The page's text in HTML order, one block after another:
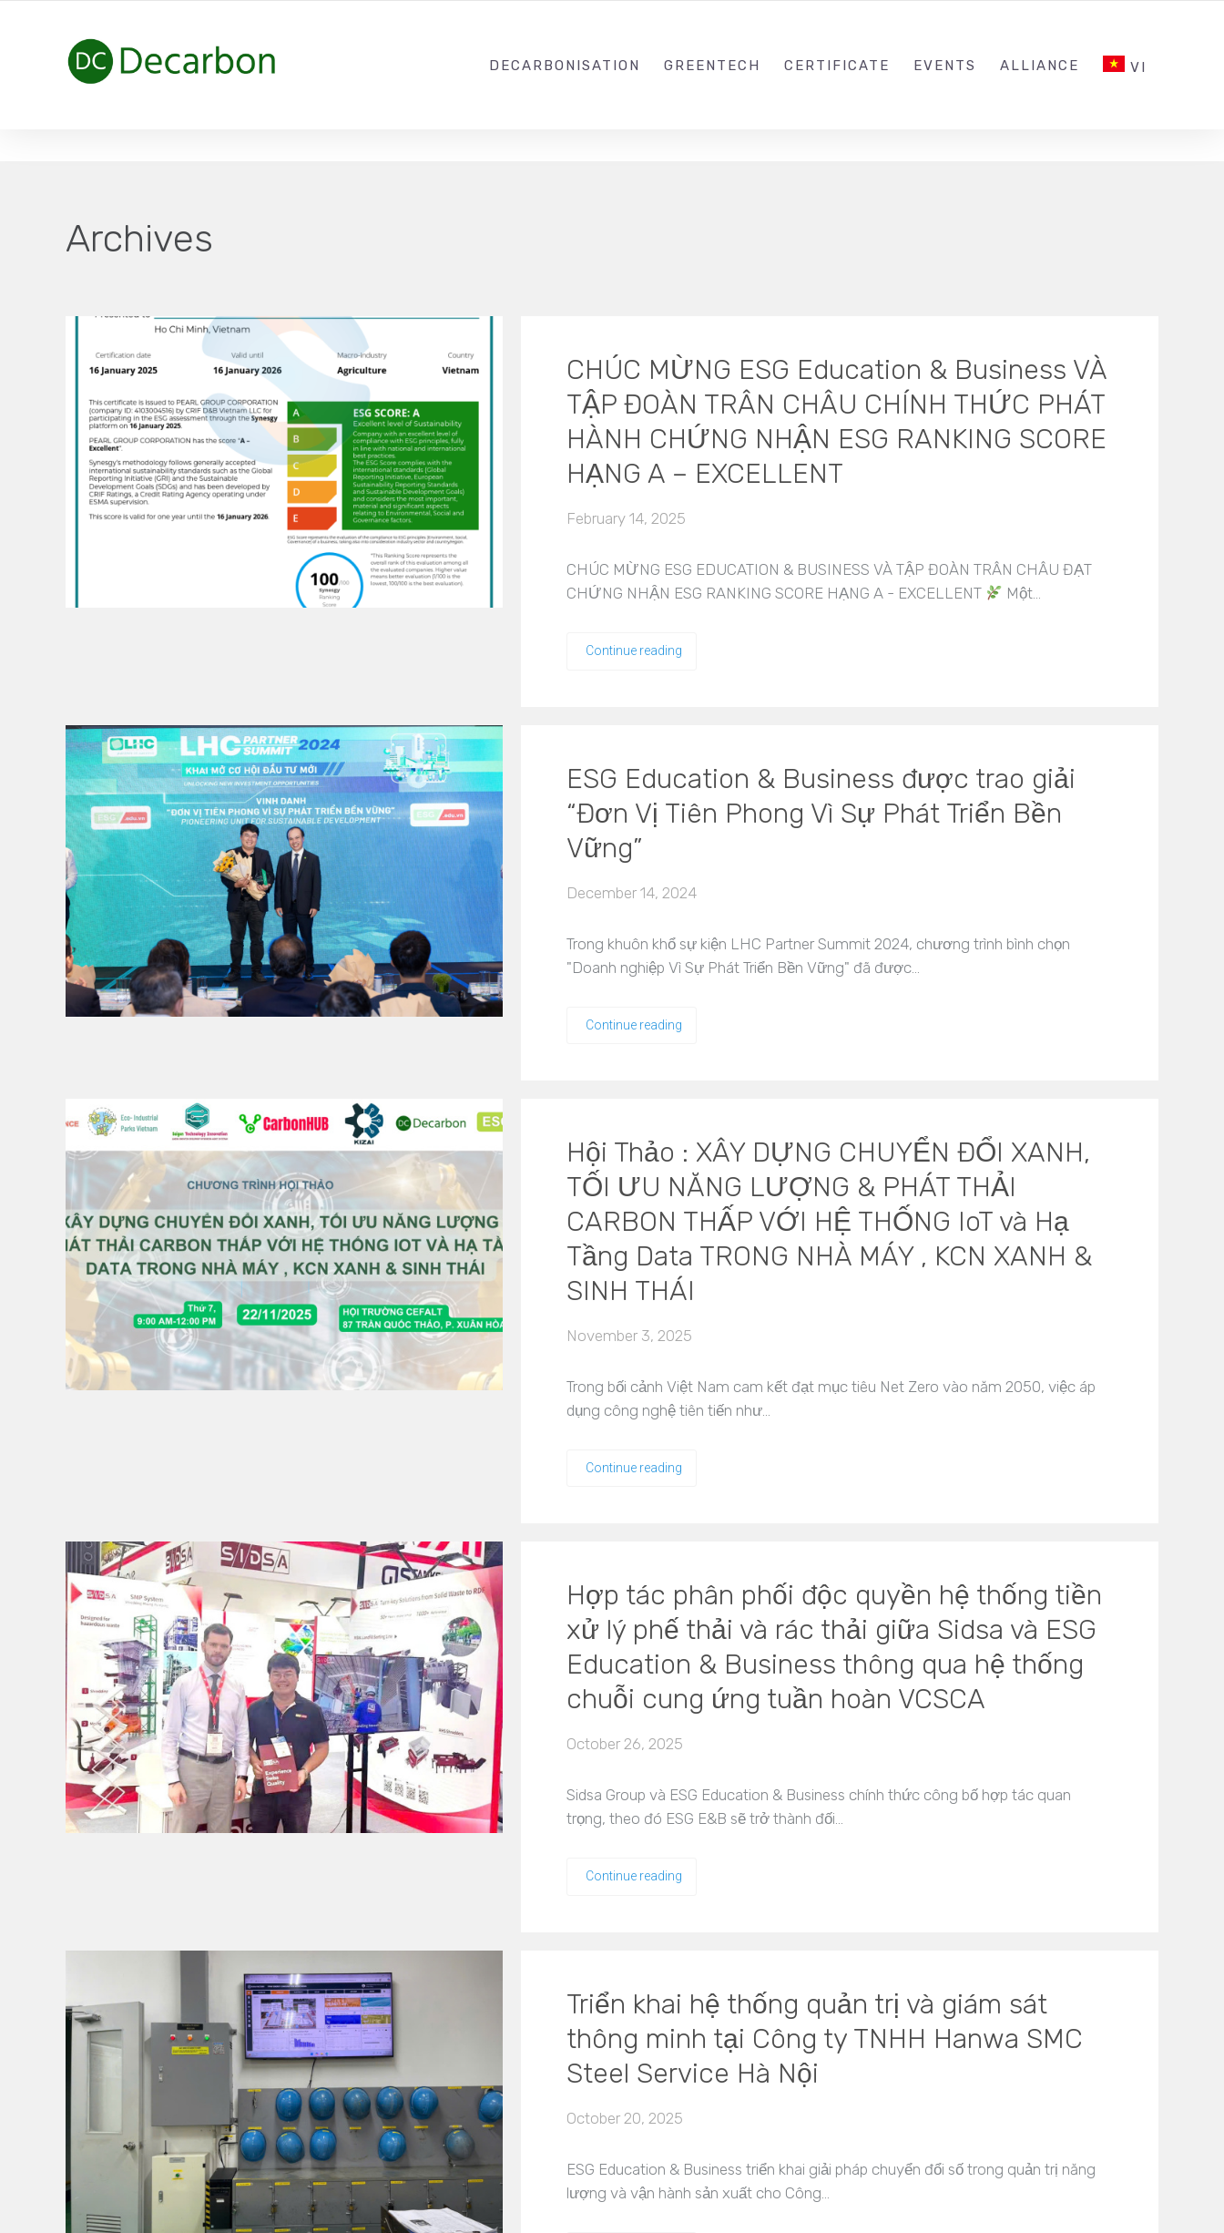
DECARBONISATION GREENTECH CERTIFICATE EVENTS ALLIANCE VI
Archives
CHÚC MỪNG ESG Education & Business VÀ
TẬP ĐOÀN TRÂN CHÂU CHÍNH THỨC PHÁT
HÀNH CHỨNG NHẬN ESG RANKING SCORE
HẠNG A – EXCELLENT
February 14, 2025
CHÚC MỪNG ESG EDUCATION & BUSINESS VÀ TẬP ĐOÀN TRÂN CHÂU ĐẠT
CHỨNG NHẬN ESG RANKING SCORE HẠNG A - EXCELLENT
Một…
Continue reading
ESG Education & Business được trao giải
“Đơn Vị Tiên Phong Vì Sự Phát Triển Bền
Vững”
December 14, 2024
Trong khuôn khổ sự kiện LHC Partner Summit 2024, chương trình bình chọn
"Doanh nghiệp Vì Sự Phát Triển Bền Vững" đã được…
Continue reading
Hội Thảo : XÂY DỰNG CHUYỂN ĐỔI XANH,
TỐI ƯU NĂNG LƯỢNG & PHÁT THẢI
CARBON THẤP VỚI HỆ THỐNG IoT và Hạ
Tầng Data TRONG NHÀ MÁY , KCN XANH &
SINH THÁI
November 3, 2025
Trong bối cảnh Việt Nam cam kết đạt mục tiêu Net Zero vào năm 2050, việc áp
dụng công nghệ tiên tiến như…
Continue reading
Hợp tác phân phối độc quyền hệ thống tiền
xử lý phế thải và rác thải giữa Sidsa và ESG
Education & Business thông qua hệ thống
chuỗi cung ứng tuần hoàn VCSCA
October 26, 2025
Sidsa Group và ESG Education & Business chính thức công bố hợp tác quan
trọng, theo đó ESG E&B sẽ trở thành đối…
Continue reading
Triển khai hệ thống quản trị và giám sát
thông minh tại Công ty TNHH Hanwa SMC
Steel Service Hà Nội
October 20, 2025
ESG Education & Business triển khai giải pháp chuyển đổi số trong quản trị năng
lượng và vận hành sản xuất cho Công…